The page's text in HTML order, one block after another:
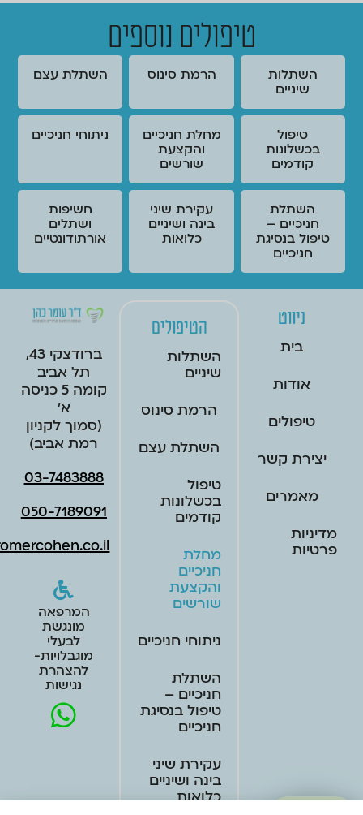
טיפולים נוספים
השתלות
שיניים
הרמת סינוס השתלת עצם
טיפול
בכשלונות
קודמים
מחלת חניכיים
והקצעת
שורשים
ניתוחי חניכיים
השתלת
חניכיים –
טיפול בנסיגת
חניכיים
עקירת שיני
בינה ושיניים
כלואות
חשיפות
ושתלים
אורתודונטיים
ניווט
בית
אודות
טיפולים
יצירת קשר
מאמרים
מדיניות
פרטיות
הטיפולים
השתלות
שיניים
הרמת סינוס
השתלת עצם
טיפול
בכשלונות
קודמים
מחלת
חניכיים
והקצעת
שורשים
ניתוחי חניכיים
השתלת
חניכיים –
טיפול בנסיגת
חניכיים
עקירת שיני
בינה ושיניים
כלואות
ברודצקי 43,
תל אביב
קומה 5 כניסה
א'
(סמוך לקניון
רמת אביב)
03-7483888
050-7189091
המרפאה
מונגשת
לבעלי
מוגבלויות-
להצהרת
נגישות